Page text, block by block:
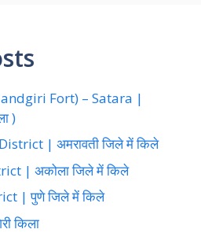
Fort) – Satara |
)
| अमरावती जिले में किले
| अकोला जिले में किले
| पुणे जिले में किले
किला